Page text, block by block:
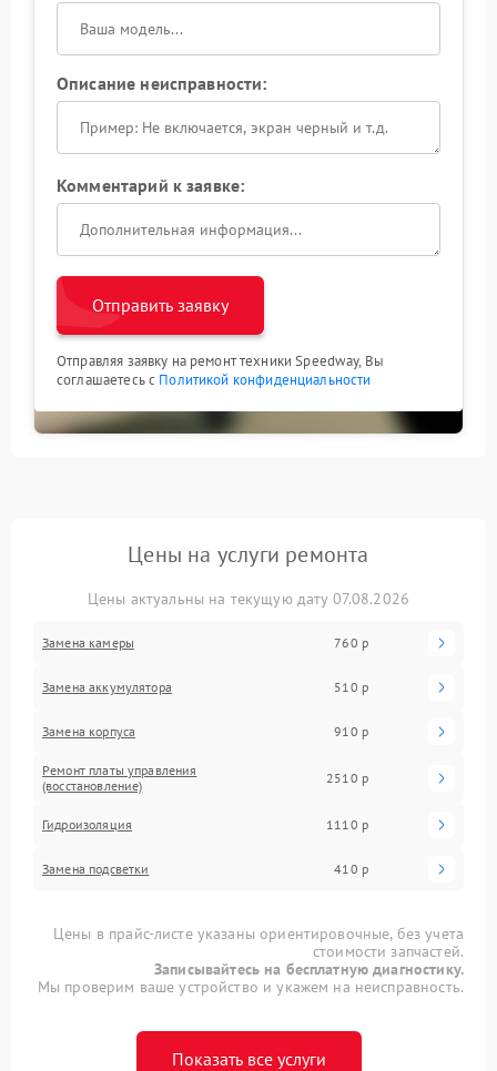
Описание неисправности:
Комментарий к заявке:
Отправить заявку
Отправляя заявку на ремонт техники Speedway, Вы
соглашаетесь с Политикой конфиденциальности
Цены на услуги ремонта
Цены актуальны на текущую дату 07.08.2026
Замена камеры 760 р
Замена аккумулятора 510 р
Замена корпуса 910 р
Ремонт платы управления
(восстановление)
2510 р
Гидроизоляция 1110 р
Замена подсветки 410 р
Цены в прайс-листе указаны ориентировочные, без учета
стоимости запчастей.
Записывайтесь на бесплатную диагностику.
Мы проверим ваше устройство и укажем на неисправность.
Показать все услуги